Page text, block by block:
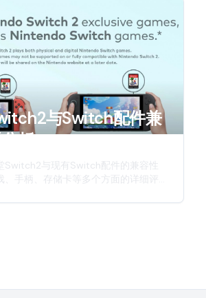
与Switch配件兼
析
Switch2与现有Switch配件的兼容性
、手柄、存储卡等多个方面的详细评